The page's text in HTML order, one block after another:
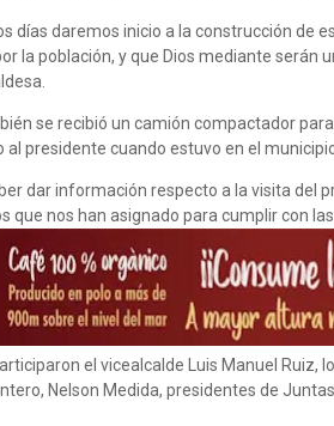
días daremos inicio a la construcción de
la población, y que Dios mediante serán
se recibió un camión compactador
al presidente cuando estuvo en el
dar información respecto a la visita del
que nos han asignado para cumplir con
el vicealcalde Luis Manuel Ruiz,
Nelson Medida, presidentes de